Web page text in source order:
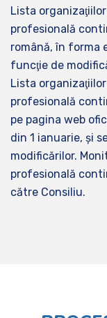
Lista
profesională
română, în forma
funcţie de
Lista
profesională
pe pagina web
din 1 ianuarie, şi
modificărilor.
profesională
către Consiliu.